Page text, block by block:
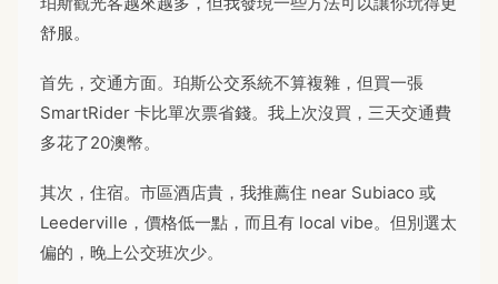
舒服。
首先，交通方面。珀斯公交系統不算複雜，但買一張
SmartRider 卡比單次票省錢。我上次沒買，三天交通費
多花了20澳幣。
其次，住宿。市區酒店貴，我推薦住 near Subiaco 或
Leederville，價格低一點，而且有 local vibe。但別選太
偏的，晚上公交班次少。